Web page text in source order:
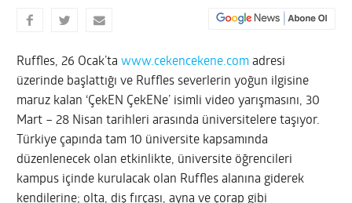
Ruffles, 26 Ocak’tawww.cekencekene.com adresi
üzerinde başlattığı ve Ruffles severlerin yoğun ilgisine
maruz kalan ‘ÇekEN ÇekENe’ isimli video yarışmasını, 30
Mart – 28 Nisan tarihleri arasında üniversitelere taşıyor.
Türkiye çapında tam 10 üniversite kapsamında
düzenlenecek olan etkinlikte, üniversite öğrencileri
kampus içinde kurulacak olan Ruffles alanına giderek
kendilerine; olta, diş fırçası, ayna ve çorap gibi